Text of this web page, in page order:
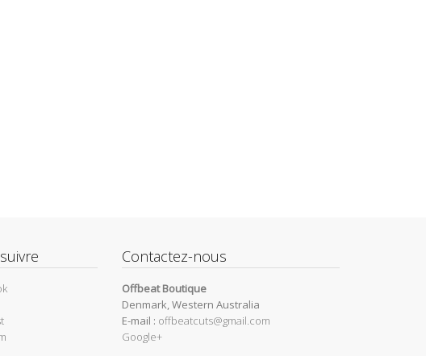
Contactez-nous
Offbeat Boutique
Denmark, Western Australia
E-mail : offbeatcuts@gmail.com
Google+